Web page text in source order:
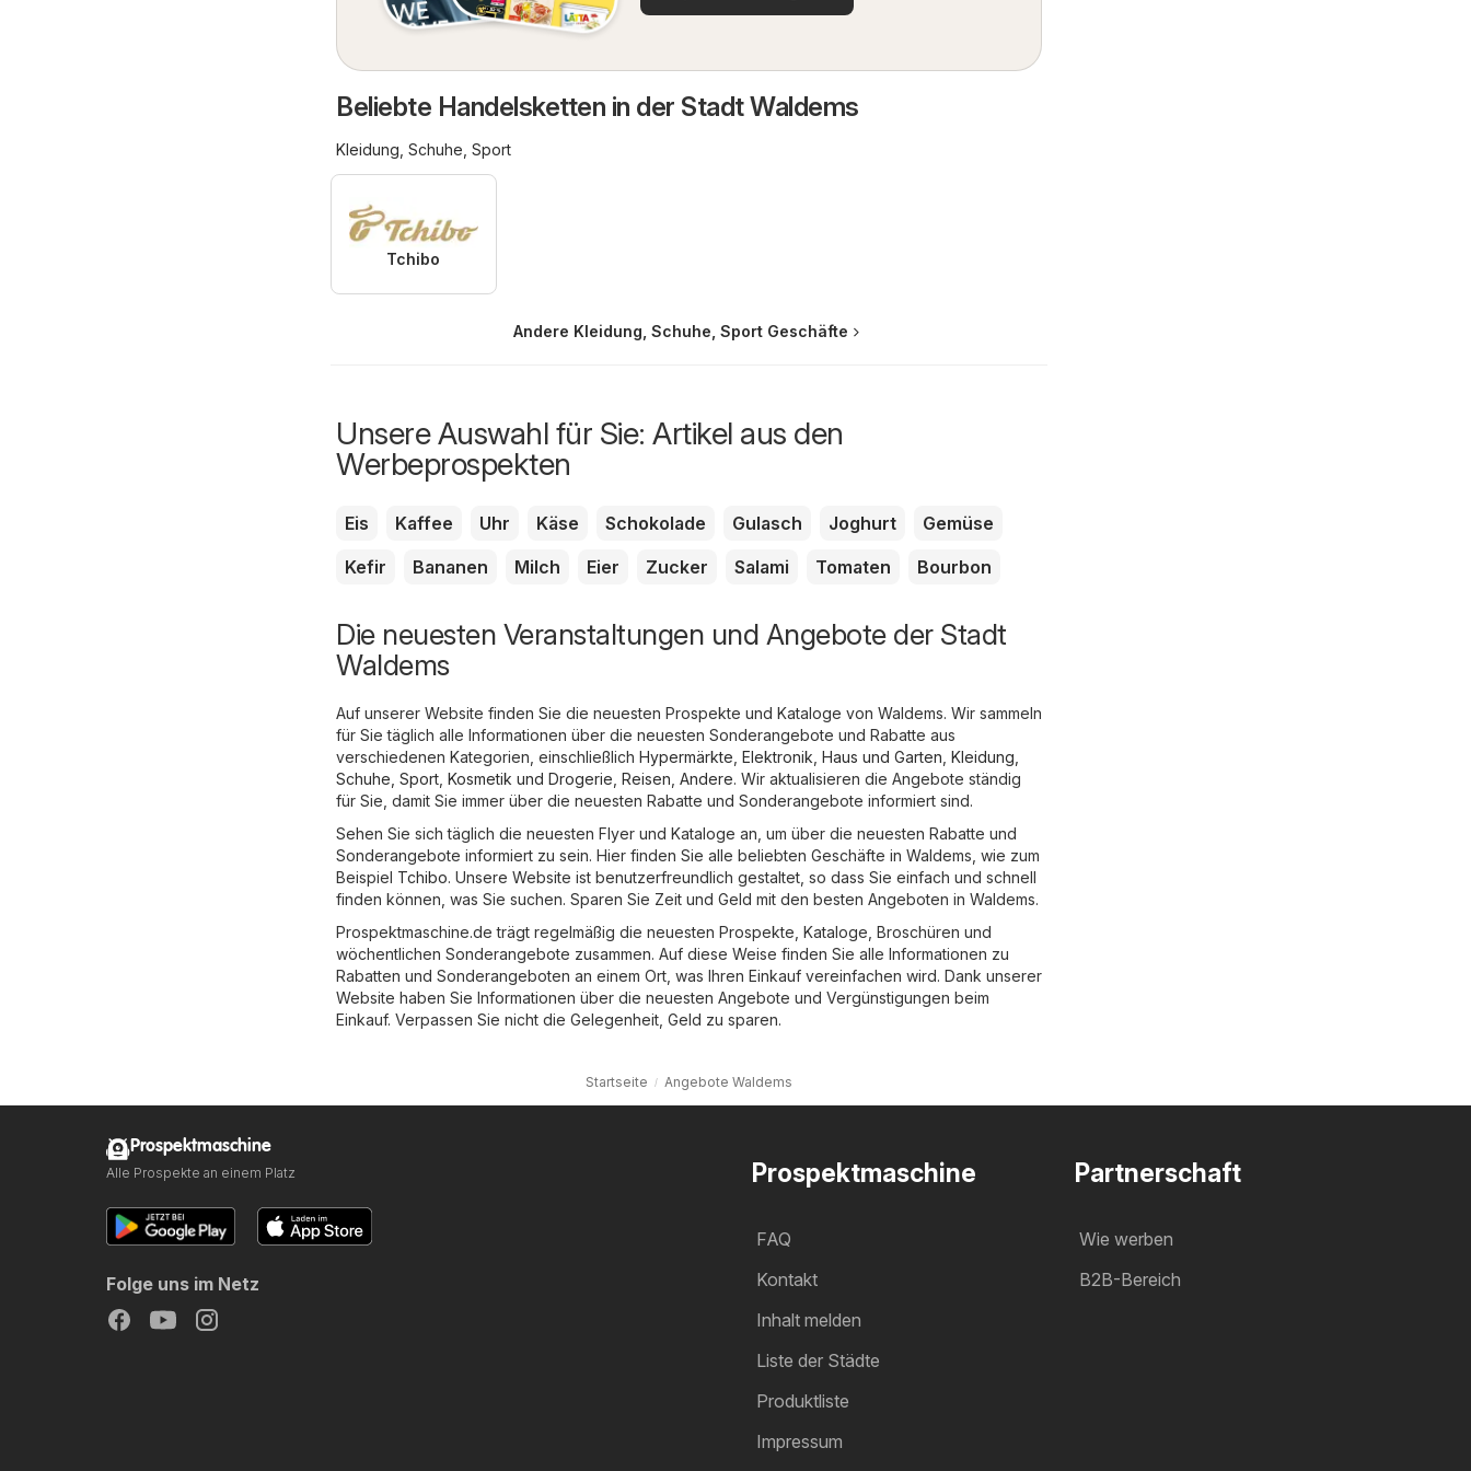
Beliebte Handelsketten in der Stadt Waldems
Kleidung, Schuhe, Sport
Tchibo
Andere Kleidung, Schuhe, Sport Geschäfte
Unsere Auswahl für Sie: Artikel aus den
Werbeprospekten
Eis Kaffee Uhr Käse Schokolade Gulasch Joghurt
Gemüse
Kefir
Bananen Milch Eier Zucker Salami Tomaten Bourbon
Die neuesten Veranstaltungen und Angebote der Stadt
Waldems
Auf unserer Website finden Sie die neuesten Prospekte und Kataloge von Waldems. Wir sammeln
für Sie täglich alle Informationen über die neuesten Sonderangebote und Rabatte aus
verschiedenen Kategorien, einschließlich Hypermärkte Elektronik Haus und Garten Kleidung,
Schuhe, Sport Kosmetik und Drogerie Reisen Andere. Wir aktualisieren die Angebote ständig
für Sie, damit Sie immer über die neuesten Rabatte und Sonderangebote informiert sind.
Sehen Sie sich täglich die neuesten Flyer und Kataloge an, um über die neuesten Rabatte und
Sonderangebote informiert zu sein. Hier finden Sie alle beliebten Geschäfte in Waldems, wie zum
Beispiel Tchibo. Unsere Website ist benutzerfreundlich gestaltet, so dass Sie einfach und schnell
finden können, was Sie suchen. Sparen Sie Zeit und Geld mit den besten Angeboten in Waldems.
Prospektmaschine.de trägt regelmäßig die neuesten Prospekte, Kataloge, Broschüren und
wöchentlichen Sonderangebote zusammen. Auf diese Weise finden Sie alle Informationen zu
Rabatten und Sonderangeboten an einem Ort, was Ihren Einkauf vereinfachen wird. Dank unserer
Website haben Sie Informationen über die neuesten Angebote und Vergünstigungen beim
Einkauf. Verpassen Sie nicht die Gelegenheit, Geld zu sparen.
Startseite Angebote Waldems
Prospektmaschine
FAQ
Kontakt
Inhalt melden
Liste der Städte
Produktliste
Impressum
Partnerschaft
Wie werben
B2B-Bereich
Prospektmaschine
Alle Prospekte an einem Platz
Folge uns im Netz